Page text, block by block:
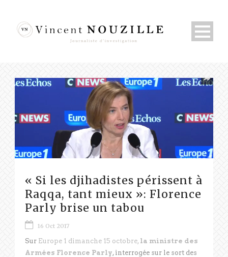
« Si les djihadistes périssent à
Raqqa, tant mieux »: Florence
Parly brise un tabou
16 Oct 2017
Sur Europe 1 dimanche 15 octobre, la ministre des
Armées Florence Parly, interrogée sur le sort des